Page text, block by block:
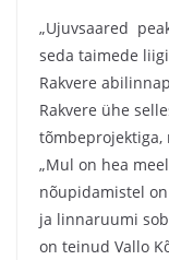
„Ujuvsaared
seda taimede
Rakvere
Rakvere ühe
tõmbeprojektiga,
„Mul on hea
nõupidamistel
ja linnaruumi
on teinud Vallo